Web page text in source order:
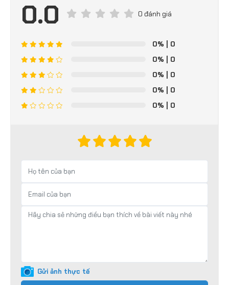
0.0 0 đánh giá
0% | 0
0% | 0
0% | 0
0% | 0
0% | 0
Gửi ảnh thực tế